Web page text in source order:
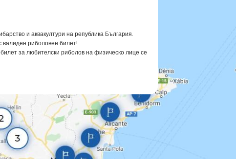
и аквакултури на република България.
валиден риболовен билет!
за любителски риболов на физическо лице се
за любителски риболов се събира такса в размер
любителски риболов без билет във водите
на глава четвърта oт ЗРА.
и хората с увреждания могат да извършват
риболовен билет в обектите за любителски
години се издава билет за любителски риболов с